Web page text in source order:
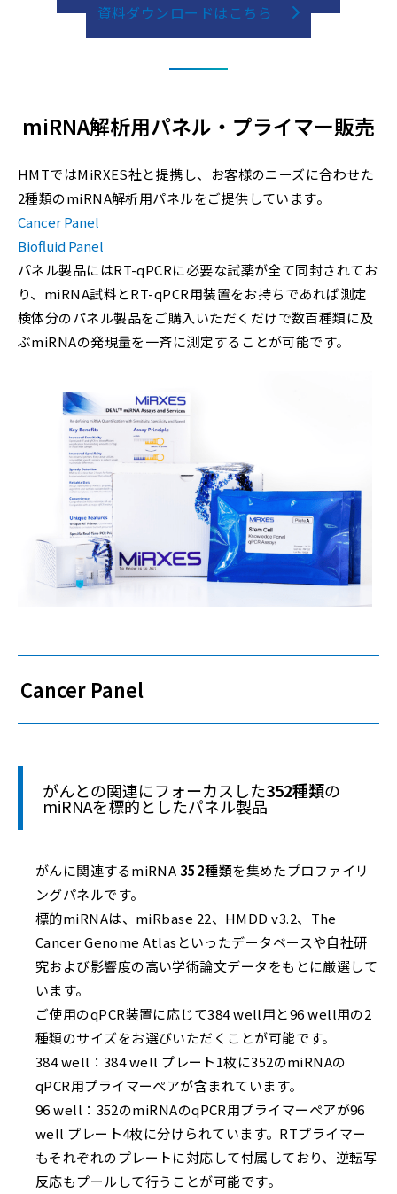
資料ダウンロードはこちら
miRNA解析用パネル・プライマー販売
HMTではMiRXES社と提携し、お客様のニーズに合わせた
2種類のmiRNA解析用パネルをご提供しています。
Cancer Panel
Biofluid Panel
パネル製品にはRT-qPCRに必要な試薬が全て同封されてお
り、miRNA試料とRT-qPCR用装置をお持ちであれば測定
検体分のパネル製品をご購入いただくだけで数百種類に及
ぶmiRNAの発現量を一斉に測定することが可能です。
Cancer Panel
がんとの関連にフォーカスした352種類の
miRNAを標的としたパネル製品
がんに関連するmiRNA352種類を集めたプロファイリ
ングパネルです。
標的miRNAは、miRbase 22、HMDD v3.2、The
Cancer Genome Atlasといったデータベースや自社研
究および影響度の高い学術論文データをもとに厳選して
います。
ご使用のqPCR装置に応じて384 well用と96 well用の2
種類のサイズをお選びいただくことが可能です。
384 well：384 well プレート1枚に352のmiRNAの
qPCR用プライマーペアが含まれています。
96 well：352のmiRNAのqPCR用プライマーペアが96
well プレート4枚に分けられています。RTプライマー
もそれぞれのプレートに対応して付属しており、逆転写
反応もプールして行うことが可能です。